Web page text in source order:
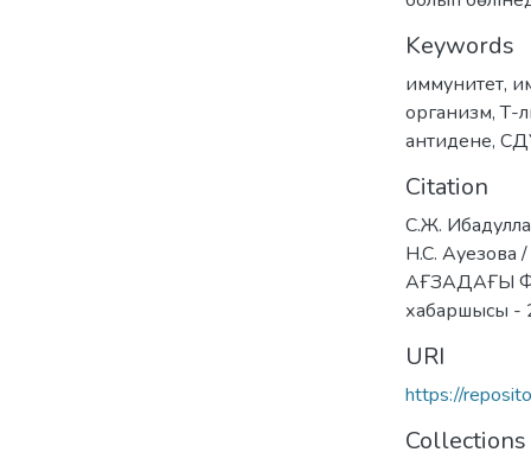
Keywords
иммунитет,
организм,Т-
антидене,
Citation
С.Ж.
H.C.
АҒЗАДАҒЫ
хабаршысы -
URI
https://
Collections